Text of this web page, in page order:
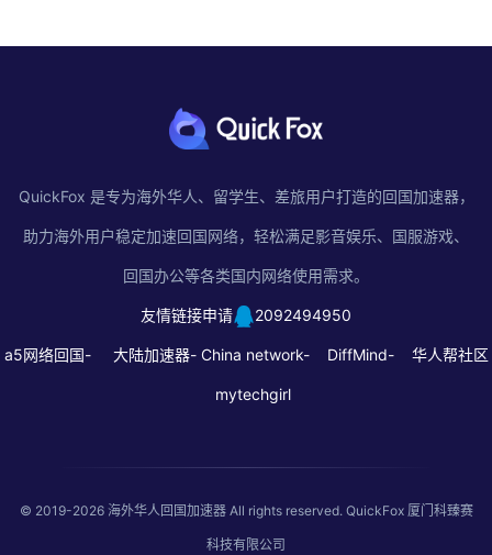
QuickFox 是专为海外华人、留学生、差旅用户打造的回国加速器，
助力海外用户稳定加速回国网络，轻松满足影音娱乐、国服游戏、
回国办公等各类国内网络使用需求。
友情链接申请 2092494950
a5网络回国- 大陆加速器- China network- DiffMind- 华人帮社区
mytechgirl
© 2019-2026 海外华人回国加速器All rights reserved. QuickFox 厦门科臻赛
科技有限公司